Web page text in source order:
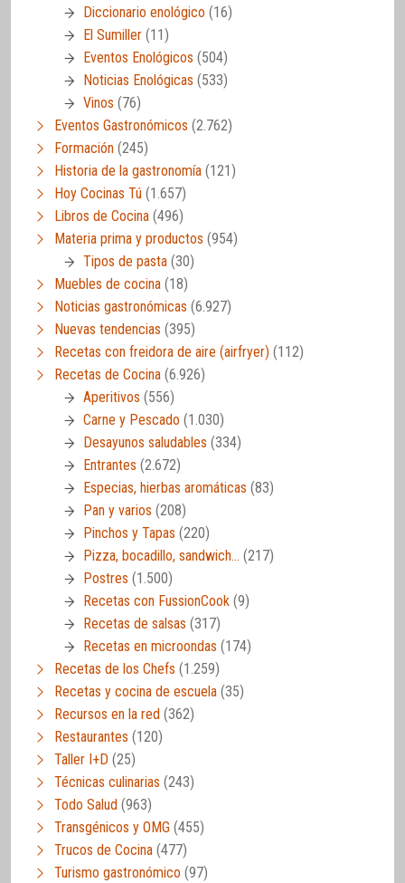
Diccionario enológico (16)
El Sumiller (11)
Eventos Enológicos (504)
Noticias Enológicas (533)
Vinos (76)
Eventos Gastronómicos (2.762)
Formación (245)
Historia de la gastronomía (121)
Hoy Cocinas Tú (1.657)
Libros de Cocina (496)
Materia prima y productos (954)
Tipos de pasta (30)
Muebles de cocina (18)
Noticias gastronómicas (6.927)
Nuevas tendencias (395)
Recetas con freidora de aire (airfryer) (112)
Recetas de Cocina (6.926)
Aperitivos (556)
Carne y Pescado (1.030)
Desayunos saludables (334)
Entrantes (2.672)
Especias, hierbas aromáticas (83)
Pan y varios (208)
Pinchos y Tapas (220)
Pizza, bocadillo, sandwich… (217)
Postres (1.500)
Recetas con FussionCook (9)
Recetas de salsas (317)
Recetas en microondas (174)
Recetas de los Chefs (1.259)
Recetas y cocina de escuela (35)
Recursos en la red (362)
Restaurantes (120)
Taller I+D (25)
Técnicas culinarias (243)
Todo Salud (963)
Transgénicos y OMG (455)
Trucos de Cocina (477)
Turismo gastronómico (97)